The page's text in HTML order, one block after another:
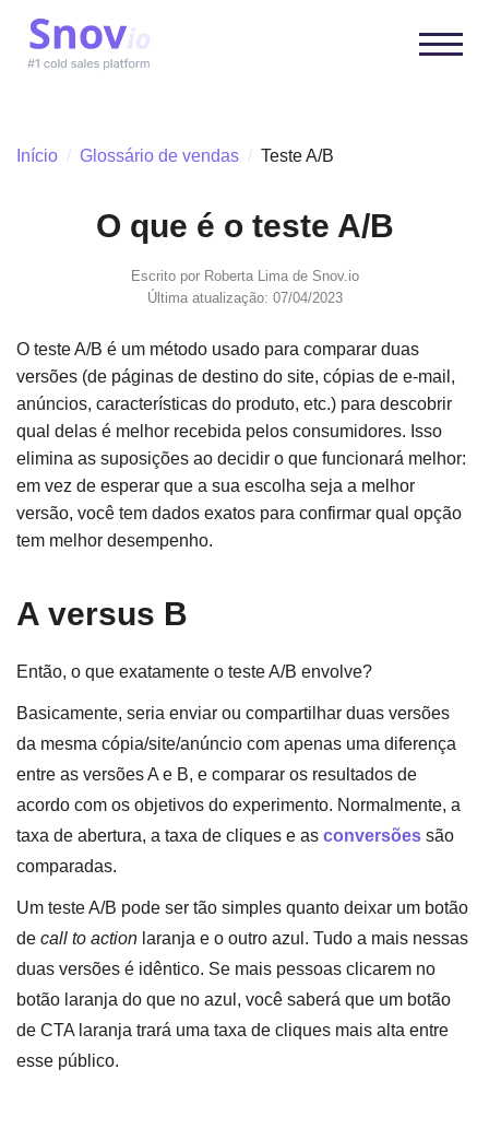
Início / Glossário de vendas / Teste A/B
O que é o teste A/B
Escrito por Roberta Limade Snov.io
Última atualização: 07/04/2023
O teste A/B é um método usado para comparar duas
versões (de páginas de destino do site, cópias de e-mail,
anúncios, características do produto, etc.) para descobrir
qual delas é melhor recebida pelos consumidores. Isso
elimina as suposições ao decidir o que funcionará melhor:
em vez de esperar que a sua escolha seja a melhor
versão, você tem dados exatos para confirmar qual opção
tem melhor desempenho.
A versus B
Então, o que exatamente o teste A/B envolve?
Basicamente, seria enviar ou compartilhar duas versões
da mesma cópia/site/anúncio com apenas uma diferença
entre as versões A e B, e comparar os resultados de
acordo com os objetivos do experimento. Normalmente, a
taxa de abertura, a taxa de cliques e asconversõessão
comparadas.
Um teste A/B pode ser tão simples quanto deixar um botão
decall to action laranja e o outro azul. Tudo a mais nessas
duas versões é idêntico. Se mais pessoas clicarem no
botão laranja do que no azul, você saberá que um botão
de CTA laranja trará uma taxa de cliques mais alta entre
esse público.